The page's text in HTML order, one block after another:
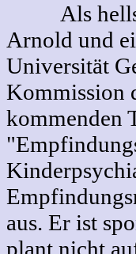
Als
Arnold und
Universität
Kommission
kommenden
aus. Er ist
plant nicht